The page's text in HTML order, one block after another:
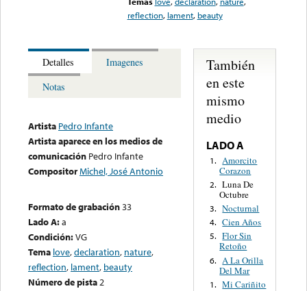
reflection, lament, beauty
Detalles
Imagenes
Notas
Artista Pedro Infante
Artista aparece en los medios de
comunicación Pedro Infante
CompositorMichel, José Antonio
Formato de grabación33
Lado A:a
Condición:VG
Tema love,declaration, nature,
reflection, lament, beauty
Número de pista2
También
en este
mismo
medio
LADO A
1. Amorcito
Corazon
2. Luna De
Octubre
3. Nocturnal
4. Cien Años
5. Flor Sin
Retoño
6. A La Orilla
Del Mar
1. Mi Cariñito